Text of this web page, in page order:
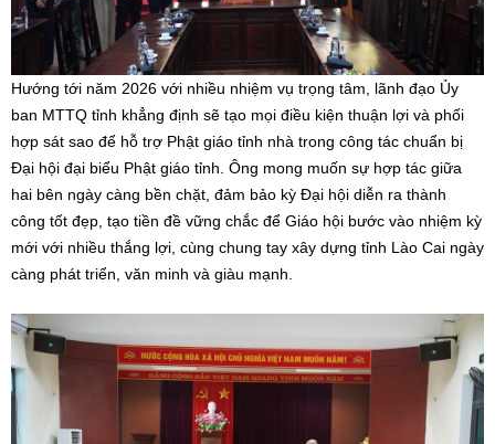
Hướng tới năm 2026 với nhiều nhiệm vụ trọng tâm, lãnh đạo Ủy
ban MTTQ tỉnh khẳng định sẽ tạo mọi điều kiện thuận lợi và phối
hợp sát sao để hỗ trợ Phật giáo tỉnh nhà trong công tác chuẩn bị
Đại hội đại biểu Phật giáo tỉnh. Ông mong muốn sự hợp tác giữa
hai bên ngày càng bền chặt, đảm bảo kỳ Đại hội diễn ra thành
công tốt đẹp, tạo tiền đề vững chắc để Giáo hội bước vào nhiệm kỳ
mới với nhiều thắng lợi, cùng chung tay xây dựng tỉnh Lào Cai ngày
càng phát triển, văn minh và giàu mạnh.